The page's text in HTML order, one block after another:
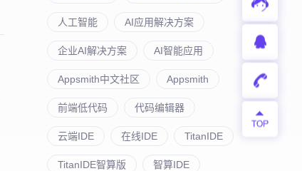
人工智能 AI应用解决方案
企业AI解决方案 AI智能应用
Appsmith中文社区 Appsmith
前端低代码 代码编辑器
云端IDE 在线IDE TitanIDE
TitanIDE智算版 智算IDE